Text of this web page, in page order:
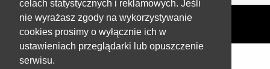
celach statystycznych i reklamowych. Jeśli
nie wyrażasz zgody na wykorzystywanie
cookies prosimy o wyłącznie ich w
ustawieniach przeglądarki lub opuszczenie
serwisu.
VideoTesty.pl Wszelkie prawa zastrzeżone
Wygenerowano 07 sierpnia 2026 roku